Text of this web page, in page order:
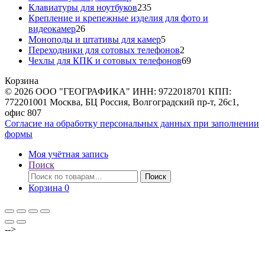
товара
Клавиатуры для ноутбуков235235
товаров
Крепление и крепежные изделия для фото и
видеокамер2626
товаров
Моноподы и штативы для камер55
товаров
Переходники для сотовых телефонов2
товара
Чехлы для КПК и сотовых телефонов6969
Корзина
© 2026 ООО "ГЕОГРАФИКА" ИНН: 9722018701 КПП:
772201001 Москва, БЦ Россия, Волгоградский пр-т, 26с1,
офис 807
Согласие на обработку персональных данных при заполнении
формы
Моя учётная запись
Поиск
Искать:
Поиск
Корзина 0
-->